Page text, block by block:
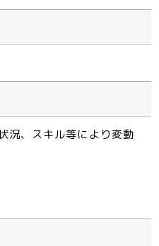
況、スキル等により変動